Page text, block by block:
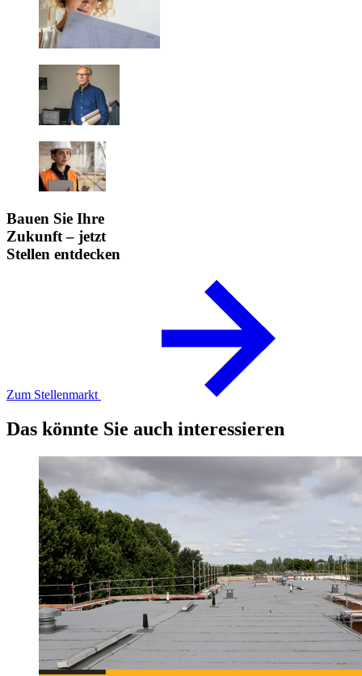
Bauen Sie Ihre
Zukunft – jetzt
Stellen entdecken
Zum Stellenmarkt
Das könnte Sie auch interessieren